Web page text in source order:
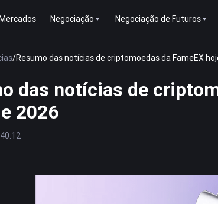
Negociação Negociação de Futuros
/Resumo das notícias de criptomoedas da FameEX
das notícias de
2026